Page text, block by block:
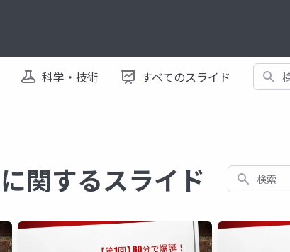
科学・技術 すべてのスライド 検索
関するスライド 検索